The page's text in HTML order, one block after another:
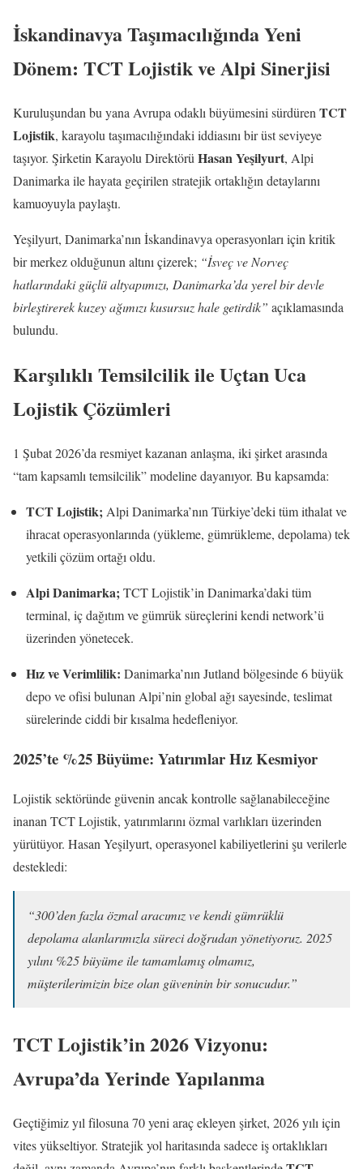
İskandinavya Taşımacılığında Yeni
Dönem: TCT Lojistik ve Alpi Sinerjisi
Kuruluşundan bu yana Avrupa odaklı büyümesini sürdürenTCT
Lojistik, karayolu taşımacılığındaki iddiasını bir üst seviyeye
taşıyor. Şirketin Karayolu DirektörüHasan Yeşilyurt, Alpi
Danimarka ile hayata geçirilen stratejik ortaklığın detaylarını
kamuoyuyla paylaştı.
Yeşilyurt, Danimarka’nın İskandinavya operasyonları için kritik
bir merkez olduğunun altını çizerek; “İsveç ve Norveç
hatlarındaki güçlü altyapımızı, Danimarka’da yerel bir devle
birleştirerek kuzey ağımızı kusursuz hale getirdik” açıklamasında
bulundu.
Karşılıklı Temsilcilik ile Uçtan Uca
Lojistik Çözümleri
1 Şubat 2026’da resmiyet kazanan anlaşma, iki şirket arasında
“tam kapsamlı temsilcilik” modeline dayanıyor. Bu kapsamda:
TCT Lojistik;Alpi Danimarka’nın Türkiye’deki tüm ithalat ve
ihracat operasyonlarında (yükleme, gümrükleme, depolama) tek
yetkili çözüm ortağı oldu.
Alpi Danimarka;TCT Lojistik’in Danimarka’daki tüm
terminal, iç dağıtım ve gümrük süreçlerini kendi network’ü
üzerinden yönetecek.
Hız ve Verimlilik: Danimarka’nın Jutland bölgesinde 6 büyük
depo ve ofisi bulunan Alpi’nin global ağı sayesinde, teslimat
sürelerinde ciddi bir kısalma hedefleniyor.
2025’te %25 Büyüme: Yatırımlar Hız Kesmiyor
Lojistik sektöründe güvenin ancak kontrolle sağlanabileceğine
inanan TCT Lojistik, yatırımlarını özmal varlıkları üzerinden
yürütüyor. Hasan Yeşilyurt, operasyonel kabiliyetlerini şu verilerle
destekledi:
“300’den fazla özmal aracımız ve kendi gümrüklü
depolama alanlarımızla süreci doğrudan yönetiyoruz. 2025
yılını %25 büyüme ile tamamlamış olmamız,
müşterilerimizin bize olan güveninin bir sonucudur.”
TCT Lojistik’in 2026 Vizyonu:
Avrupa’da Yerinde Yapılanma
Geçtiğimiz yıl filosuna 70 yeni araç ekleyen şirket, 2026 yılı için
vites yükseltiyor. Stratejik yol haritasında sadece iş ortaklıkları